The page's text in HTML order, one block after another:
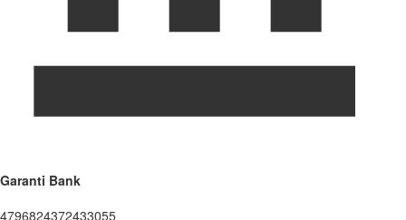
Garanti Bank
4796824372433055